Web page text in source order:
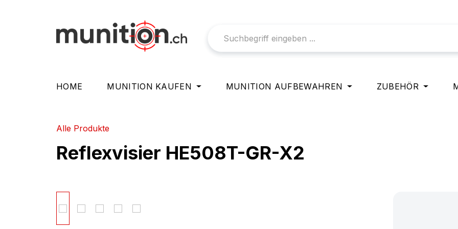
HOME MUNITION KAUFEN MUNITION AUFBEWAHREN ZUBEHÖR
Alle Produkte
Reflexvisier HE508T-GR-X2